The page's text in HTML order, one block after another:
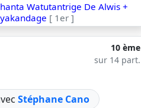
Watutantrige De Alwis +
[ 1er ]
10 ème
sur 14 part.
Stéphane Cano